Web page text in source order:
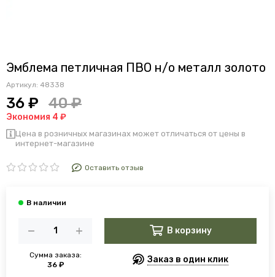
Эмблема петличная ПВО н/о металл золото
Артикул: 48338
36 ₽ 40 ₽
Экономия 4 ₽
Цена в розничных магазинах может отличаться от цены в
интернет-магазине
Оставить отзыв
Сумма заказа:
36 ₽
В корзину
Заказ в один клик